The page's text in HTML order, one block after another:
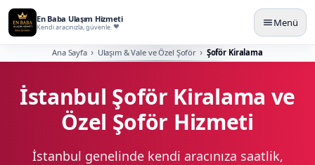
En Baba Ulaşım Hizmeti
Kendi aracınızla, güvenle. Menü
Ana Sayfa Ulaşım & Vale ve Özel Şoför Şoför Kiralama
İstanbul Şoför Kiralama ve
Özel Şoför Hizmeti
İstanbul genelinde kendi aracınıza saatlik,